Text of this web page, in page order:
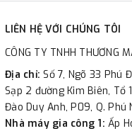
LIÊN HỆ VỚI CHÚNG TÔI
CÔNG TY TNHH THƯƠNG
Địa chỉ:Số 7, Ngõ 33 Phú
Sạp 2 đường Kim Biên, Tổ
Đào Duy Anh, P09, Q. Phú
Nhà máy gia công 1: Ấp